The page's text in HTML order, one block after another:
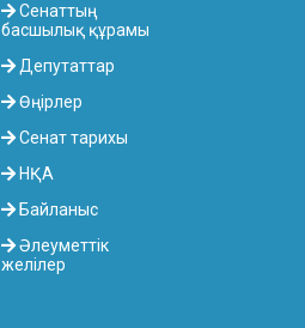
Сенаттың
басшылық құрамы
Депутаттар
Өңірлер
Сенат тарихы
НҚА
Байланыс
Әлеуметтік
желілер